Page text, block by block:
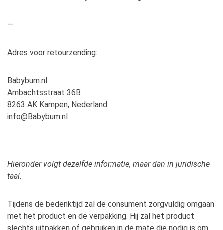
—
Adres voor retourzending:
Babybum.nl
Ambachtsstraat 36B
8263 AK Kampen, Nederland
info@Babybum.nl
Hieronder volgt dezelfde informatie, maar dan in juridische
taal.
Tijdens de bedenktijd zal de consument zorgvuldig omgaan
met het product en de verpakking. Hij zal het product
slechts uitpakken of gebruiken in de mate die nodig is om